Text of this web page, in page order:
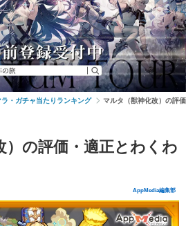
ラ・ガチャ当たりランキング マルタ（獣神化改）の評
）の評価・適正とわくわ
AppMedia編集部